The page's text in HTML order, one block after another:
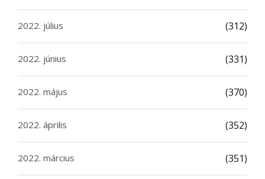
2022. július (312)
2022. június (331)
2022. május (370)
2022. április (352)
2022. március (351)